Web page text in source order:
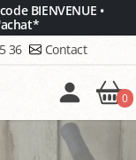
BIENVENUE •
36 Contact
0